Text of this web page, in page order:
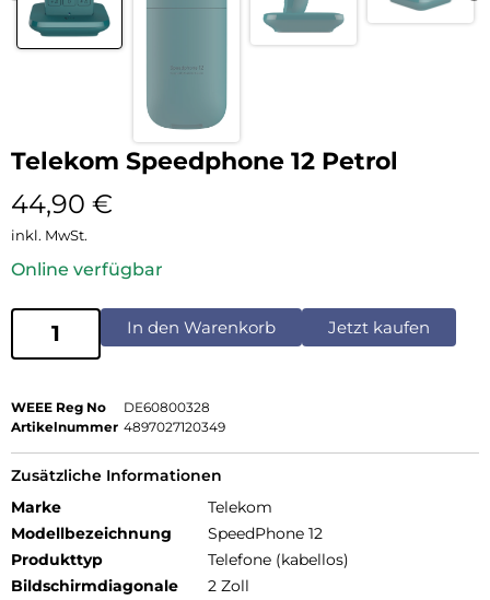
Telekom Speedphone 12 Petrol
44,90 €
inkl. MwSt.
Online verfügbar
In den Warenkorb Jetzt kaufen
WEEE Reg No
DE60800328
Artikelnummer 4897027120349
Zusätzliche Informationen
Marke
Telekom
Modellbezeichnung
SpeedPhone 12
Produkttyp
Telefone (kabellos)
Bildschirmdiagonale
2 Zoll